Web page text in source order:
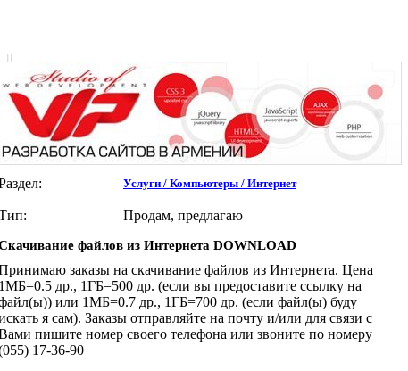
Услуги / Компьютеры / Интернет
Продам, предлагаю
файлов из Интернета DOWNLOAD
заказы на скачивание файлов из Интернета. Цена
др., 1ГБ=500 др. (если вы предоставите ссылку на
или 1МБ=0.7 др., 1ГБ=700 др. (если файл(ы) буду
я сам). Заказы отправляйте на почту и/или для связи с
пишите номер своего телефона или звоните по номеру
17-36-90